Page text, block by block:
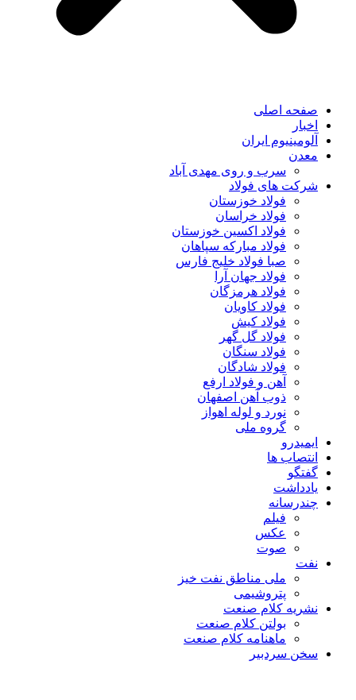
صفحه اصلی
اخبار
آلومینیوم ایران
معدن
سرب و روی مهدی آباد
شرکت های فولاد
فولاد خوزستان
فولاد خراسان
فولاد اکسین خوزستان
فولاد مبارکه سپاهان
صبا فولاد خلیج فارس
فولاد جهان آرا
فولاد هرمزگان
فولاد کاویان
فولاد کیش
فولاد گل گهر
فولاد سنگان
فولاد شادگان
آهن و فولاد ارفع
ذوب آهن اصفهان
نورد و لوله اهواز
گروه ملی
ایمیدرو
انتصاب ها
گفتگو
یادداشت
چندرسانه
فیلم
عکس
صوت
نفت
ملی مناطق نفت خیز
پتروشیمی
نشریه کلام صنعت
بولتن کلام صنعت
ماهنامه کلام صنعت
سخن سردبیر